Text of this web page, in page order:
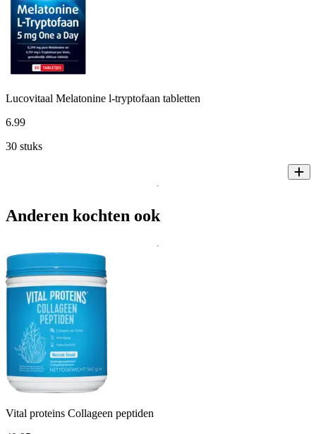
Lucovitaal Melatonine l-tryptofaan tabletten
6.99
30 stuks
Anderen kochten ook
Vital proteins Collageen peptiden